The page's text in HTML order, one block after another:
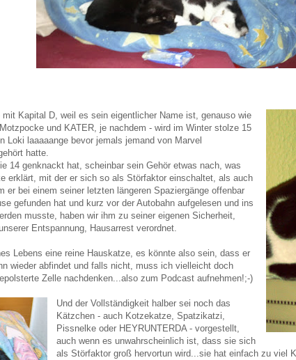
mit Kapital D, weil es sein eigentlicher Name ist, genauso wie
und KATER, je nachdem - wird im Winter stolze 15
Loki laaaaange bevor jemals jemand von Marvel
hatte.
14 genknackt hat, scheinbar sein Gehör etwas nach, was
erklärt, mit der er sich so als Störfaktor einschaltet, als auch
er bei einem seiner letzten längeren Spaziergänge offenbar
gefunden hat und kurz vor der Autobahn aufgelesen und ins
musste, haben wir ihm zu seiner eigenen Sicherheit,
Entspannung, Hausarrest verordnet.
Lebens eine reine Hauskatze, es könnte also sein, dass er
wieder abfindet und falls nicht, muss ich vielleicht doch
Zelle nachdenken...also zum Podcast aufnehmen!;-)
Und der Vollständigkeit halber sei noch das
Kätzchen - auch Kotzekatze, Spatzikatzi,
Pissnelke oder HEYRUNTERDA - vorgestellt,
auch wenn es unwahrscheinlich ist, dass sie sich
als Störfaktor groß hervortun wird...sie hat einfach zu viel